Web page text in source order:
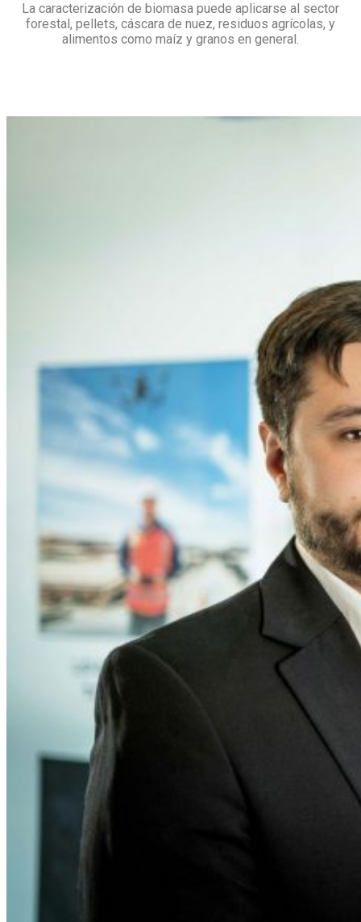
La caracterización de biomasa puede aplicarse al sector
forestal, pellets, cáscara de nuez, residuos agrícolas, y
alimentos como maíz y granos en general.